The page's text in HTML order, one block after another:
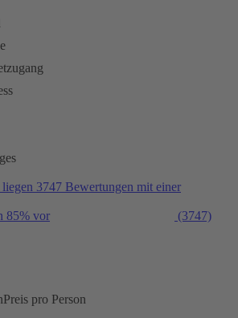
3747 Bewertungen mit einer
85% vor
(3747)
Preis pro Person